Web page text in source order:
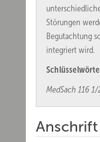
Störungen
Begutachtung
integriert wird.
MedSach 116